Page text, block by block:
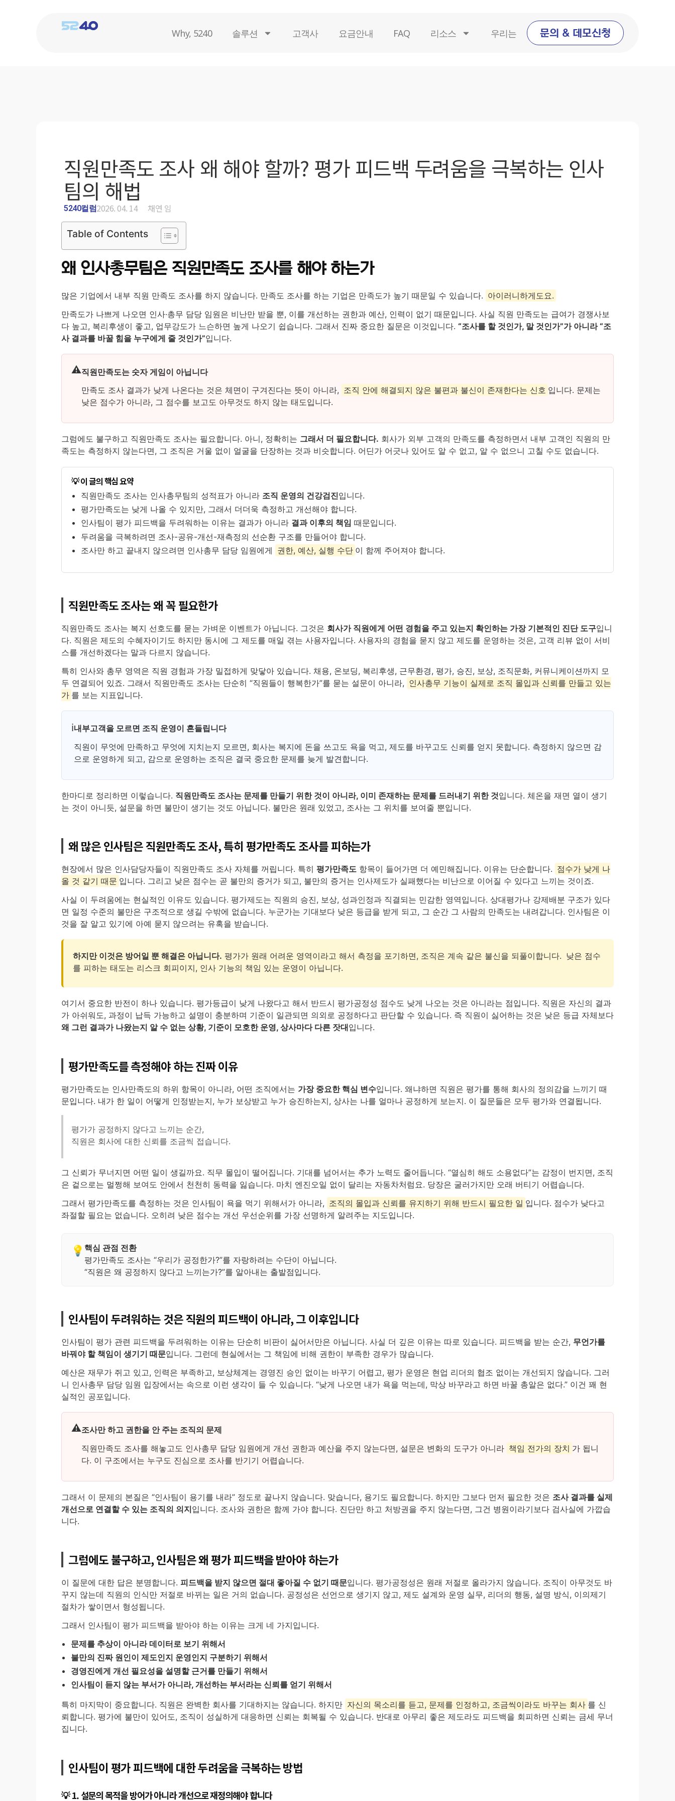
Why, 5240 솔루션 고객사 요금안내 FAQ 리소스 우리는 문의 & 데모신청
Table of Contents
왜 인사총무팀은 직원만족도 조사를 해야 하는가
많은 기업에서 내부 직원 만족도 조사를 하지 않습니다. 만족도 조사를 하는 기업은 만족도가 높기 때문일 수 있습니다. 아이러니하게도요.
만족도가 나쁘게 나오면 인사·총무 담당 임원은 비난만 받을 뿐, 이를 개선하는 권한과 예산, 인력이 없기 때문입니다. 사실 직원 만족도는 급여가 경쟁사보
다 높고, 복리후생이 좋고, 업무강도가 느슨하면 높게 나오기 쉽습니다. 그래서 진짜 중요한 질문은 이것입니다. “조사를 할 것인가, 말 것인가”가 아니라 “조
사 결과를 바꿀 힘을 누구에게 줄 것인가”입니다.
직원만족도는 숫자 게임이 아닙니다
만족도 조사 결과가 낮게 나온다는 것은 체면이 구겨진다는 뜻이 아니라, 조직 안에 해결되지 않은 불편과 불신이 존재한다는 신호 입니다. 문제는
낮은 점수가 아니라, 그 점수를 보고도 아무것도 하지 않는 태도입니다.
그럼에도 불구하고 직원만족도 조사는 필요합니다. 아니, 정확히는 그래서 더 필요합니다. 회사가 외부 고객의 만족도를 측정하면서 내부 고객인 직원의 만
족도는 측정하지 않는다면, 그 조직은 거울 없이 얼굴을 단장하는 것과 비슷합니다. 어딘가 어긋나 있어도 알 수 없고, 알 수 없으니 고칠 수도 없습니다.
이 글의 핵심 요약
직원만족도 조사는 인사총무팀의 성적표가 아니라 조직 운영의 건강검진입니다.
평가만족도는 낮게 나올 수 있지만, 그래서 더더욱 측정하고 개선해야 합니다.
인사팀이 평가 피드백을 두려워하는 이유는 결과가 아니라 결과 이후의 책임 때문입니다.
두려움을 극복하려면 조사-공유-개선-재측정의 선순환 구조를 만들어야 합니다.
조사만 하고 끝내지 않으려면 인사총무 담당 임원에게 권한, 예산, 실행 수단 이 함께 주어져야 합니다.
직원만족도 조사는 왜 꼭 필요한가
직원만족도 조사는 복지 선호도를 묻는 가벼운 이벤트가 아닙니다. 그것은 회사가 직원에게 어떤 경험을 주고 있는지 확인하는 가장 기본적인 진단 도구입니
다. 직원은 제도의 수혜자이기도 하지만 동시에 그 제도를 매일 겪는 사용자입니다. 사용자의 경험을 묻지 않고 제도를 운영하는 것은, 고객 리뷰 없이 서비
스를 개선하겠다는 말과 다르지 않습니다.
특히 인사와 총무 영역은 직원 경험과 가장 밀접하게 맞닿아 있습니다. 채용, 온보딩, 복리후생, 근무환경, 평가, 승진, 보상, 조직문화, 커뮤니케이션까지 모
두 연결되어 있죠. 그래서 직원만족도 조사는 단순히 “직원들이 행복한가”를 묻는 설문이 아니라, 인사총무 기능이 실제로 조직 몰입과 신뢰를 만들고 있는
가 를 보는 지표입니다.
내부고객을 모르면 조직 운영이 흔들립니다
직원이 무엇에 만족하고 무엇에 지치는지 모르면, 회사는 복지에 돈을 쓰고도 욕을 먹고, 제도를 바꾸고도 신뢰를 얻지 못합니다. 측정하지 않으면 감
으로 운영하게 되고, 감으로 운영하는 조직은 결국 중요한 문제를 늦게 발견합니다.
한마디로 정리하면 이렇습니다. 직원만족도 조사는 문제를 만들기 위한 것이 아니라, 이미 존재하는 문제를 드러내기 위한 것입니다. 체온을 재면 열이 생기
는 것이 아니듯, 설문을 하면 불만이 생기는 것도 아닙니다. 불만은 원래 있었고, 조사는 그 위치를 보여줄 뿐입니다.
왜 많은 인사팀은 직원만족도 조사, 특히 평가만족도 조사를 피하는가
현장에서 많은 인사담당자들이 직원만족도 조사 자체를 꺼립니다. 특히 평가만족도 항목이 들어가면 더 예민해집니다. 이유는 단순합니다. 점수가 낮게 나
올 것 같기 때문 입니다. 그리고 낮은 점수는 곧 불만의 증거가 되고, 불만의 증거는 인사제도가 실패했다는 비난으로 이어질 수 있다고 느끼는 것이죠.
사실 이 두려움에는 현실적인 이유도 있습니다. 평가제도는 직원의 승진, 보상, 성과인정과 직결되는 민감한 영역입니다. 상대평가나 강제배분 구조가 있다
면 일정 수준의 불만은 구조적으로 생길 수밖에 없습니다. 누군가는 기대보다 낮은 등급을 받게 되고, 그 순간 그 사람의 만족도는 내려갑니다. 인사팀은 이
것을 잘 알고 있기에 아예 묻지 않으려는 유혹을 받습니다.
하지만 이것은 방어일 뿐 해결은 아닙니다. 평가가 원래 어려운 영역이라고 해서 측정을 포기하면, 조직은 계속 같은 불신을 되풀이합니다. 낮은 점수
를 피하는 태도는 리스크 회피이지, 인사 기능의 책임 있는 운영이 아닙니다.
여기서 중요한 반전이 하나 있습니다. 평가등급이 낮게 나왔다고 해서 반드시 평가공정성 점수도 낮게 나오는 것은 아니라는 점입니다. 직원은 자신의 결과
가 아쉬워도, 과정이 납득 가능하고 설명이 충분하며 기준이 일관되면 의외로 공정하다고 판단할 수 있습니다. 즉 직원이 싫어하는 것은 낮은 등급 자체보다
왜 그런 결과가 나왔는지 알 수 없는 상황, 기준이 모호한 운영, 상사마다 다른 잣대입니다.
평가만족도를 측정해야 하는 진짜 이유
평가만족도는 인사만족도의 하위 항목이 아니라, 어떤 조직에서는 가장 중요한 핵심 변수입니다. 왜냐하면 직원은 평가를 통해 회사의 정의감을 느끼기 때
문입니다. 내가 한 일이 어떻게 인정받는지, 누가 보상받고 누가 승진하는지, 상사는 나를 얼마나 공정하게 보는지. 이 질문들은 모두 평가와 연결됩니다.
평가가 공정하지 않다고 느끼는 순간,
직원은 회사에 대한 신뢰를 조금씩 접습니다.
그 신뢰가 무너지면 어떤 일이 생길까요. 직무 몰입이 떨어집니다. 기대를 넘어서는 추가 노력도 줄어듭니다. “열심히 해도 소용없다”는 감정이 번지면, 조직
은 겉으로는 멀쩡해 보여도 안에서 천천히 동력을 잃습니다. 마치 엔진오일 없이 달리는 자동차처럼요. 당장은 굴러가지만 오래 버티기 어렵습니다.
그래서 평가만족도를 측정하는 것은 인사팀이 욕을 먹기 위해서가 아니라, 조직의 몰입과 신뢰를 유지하기 위해 반드시 필요한 일 입니다. 점수가 낮다고
좌절할 필요는 없습니다. 오히려 낮은 점수는 개선 우선순위를 가장 선명하게 알려주는 지도입니다.
핵심 관점 전환
평가만족도 조사는 “우리가 공정한가?”를 자랑하려는 수단이 아닙니다.
“직원은 왜 공정하지 않다고 느끼는가?”를 알아내는 출발점입니다.
인사팀이 두려워하는 것은 직원의 피드백이 아니라, 그 이후입니다
인사팀이 평가 관련 피드백을 두려워하는 이유는 단순히 비판이 싫어서만은 아닙니다. 사실 더 깊은 이유는 따로 있습니다. 피드백을 받는 순간, 무언가를
바꿔야 할 책임이 생기기 때문입니다. 그런데 현실에서는 그 책임에 비해 권한이 부족한 경우가 많습니다.
예산은 재무가 쥐고 있고, 인력은 부족하고, 보상체계는 경영진 승인 없이는 바꾸기 어렵고, 평가 운영은 현업 리더의 협조 없이는 개선되지 않습니다. 그러
니 인사총무 담당 임원 입장에서는 속으로 이런 생각이 들 수 있습니다. “낮게 나오면 내가 욕을 먹는데, 막상 바꾸라고 하면 바꿀 총알은 없다.” 이건 꽤 현
실적인 공포입니다.
조사만 하고 권한을 안 주는 조직의 문제
직원만족도 조사를 해놓고도 인사총무 담당 임원에게 개선 권한과 예산을 주지 않는다면, 설문은 변화의 도구가 아니라 책임 전가의 장치 가 됩니
다. 이 구조에서는 누구도 진심으로 조사를 반기기 어렵습니다.
그래서 이 문제의 본질은 “인사팀이 용기를 내라” 정도로 끝나지 않습니다. 맞습니다, 용기도 필요합니다. 하지만 그보다 먼저 필요한 것은 조사 결과를 실제
개선으로 연결할 수 있는 조직의 의지입니다. 조사와 권한은 함께 가야 합니다. 진단만 하고 처방권을 주지 않는다면, 그건 병원이라기보다 검사실에 가깝습
니다.
그럼에도 불구하고, 인사팀은 왜 평가 피드백을 받아야 하는가
이 질문에 대한 답은 분명합니다. 피드백을 받지 않으면 절대 좋아질 수 없기 때문입니다. 평가공정성은 원래 저절로 올라가지 않습니다. 조직이 아무것도 바
꾸지 않는데 직원의 인식만 저절로 바뀌는 일은 거의 없습니다. 공정성은 선언으로 생기지 않고, 제도 설계와 운영 실무, 리더의 행동, 설명 방식, 이의제기
절차가 쌓이면서 형성됩니다.
그래서 인사팀이 평가 피드백을 받아야 하는 이유는 크게 네 가지입니다.
문제를 추상이 아니라 데이터로 보기 위해서
불만의 진짜 원인이 제도인지 운영인지 구분하기 위해서
경영진에게 개선 필요성을 설명할 근거를 만들기 위해서
인사팀이 듣지 않는 부서가 아니라, 개선하는 부서라는 신뢰를 얻기 위해서
특히 마지막이 중요합니다. 직원은 완벽한 회사를 기대하지는 않습니다. 하지만 자신의 목소리를 듣고, 문제를 인정하고, 조금씩이라도 바꾸는 회사 를 신
뢰합니다. 평가에 불만이 있어도, 조직이 성실하게 대응하면 신뢰는 회복될 수 있습니다. 반대로 아무리 좋은 제도라도 피드백을 회피하면 신뢰는 금세 무너
집니다.
인사팀이 평가 피드백에 대한 두려움을 극복하는 방법
1. 설문의 목적을 방어가 아니라 개선으로 재정의해야 합니다
직원만족도 조사 왜 해야 할까? 평가 피드백 두려움을 극복하는 인사
팀의 해법
5240컬럼2026. 04. 14 채연 임